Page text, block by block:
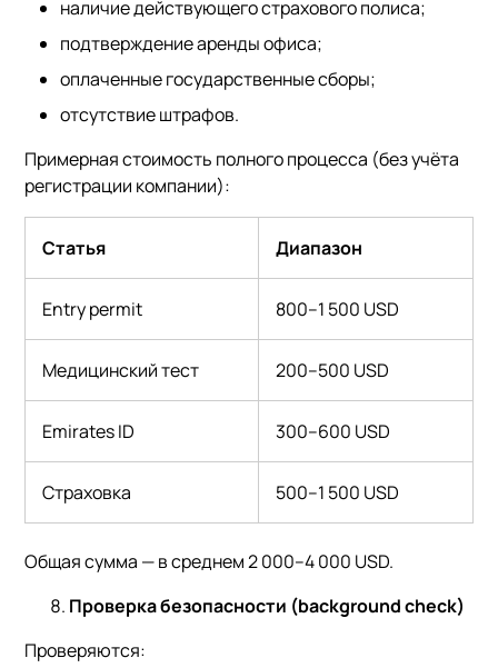
наличие действующего страхового полиса;
подтверждение аренды офиса;
оплаченные государственные сборы;
отсутствие штрафов.
Примерная стоимость полного процесса (без учёта
регистрации компании):
Статья Диапазон
Entry permit 800–1 500 USD
Медицинский тест 200–500 USD
Emirates ID 300–600 USD
Страховка 500–1 500 USD
Общая сумма — в среднем 2 000–4 000 USD.
Проверка безопасности (background check)
Проверяются: